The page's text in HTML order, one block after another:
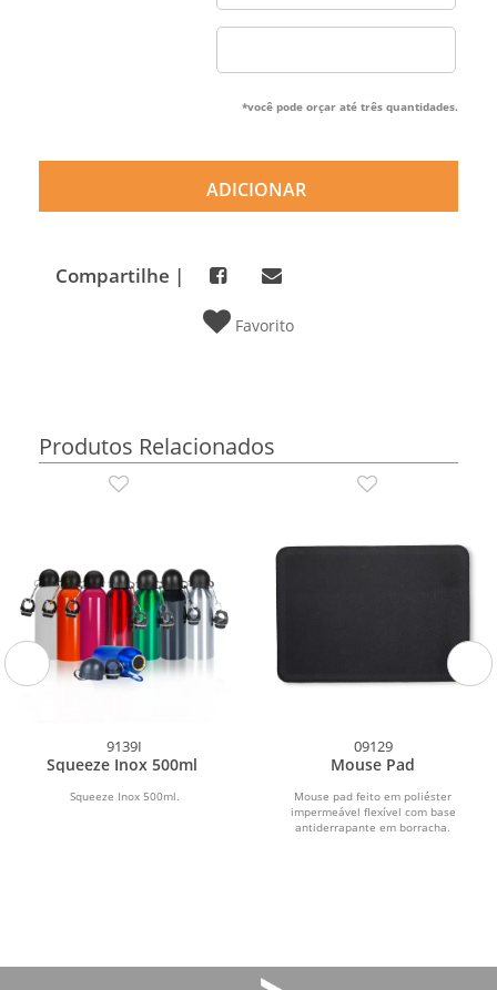
*você pode orçar até três quantidades.
ADICIONAR
Compartilhe |
Favorito
Produtos Relacionados
9139I
Squeeze Inox 500ml
Squeeze Inox 500ml.
09129
Mouse Pad
Mouse pad feito em poliéster
impermeável flexível com base
antiderrapante em borracha.